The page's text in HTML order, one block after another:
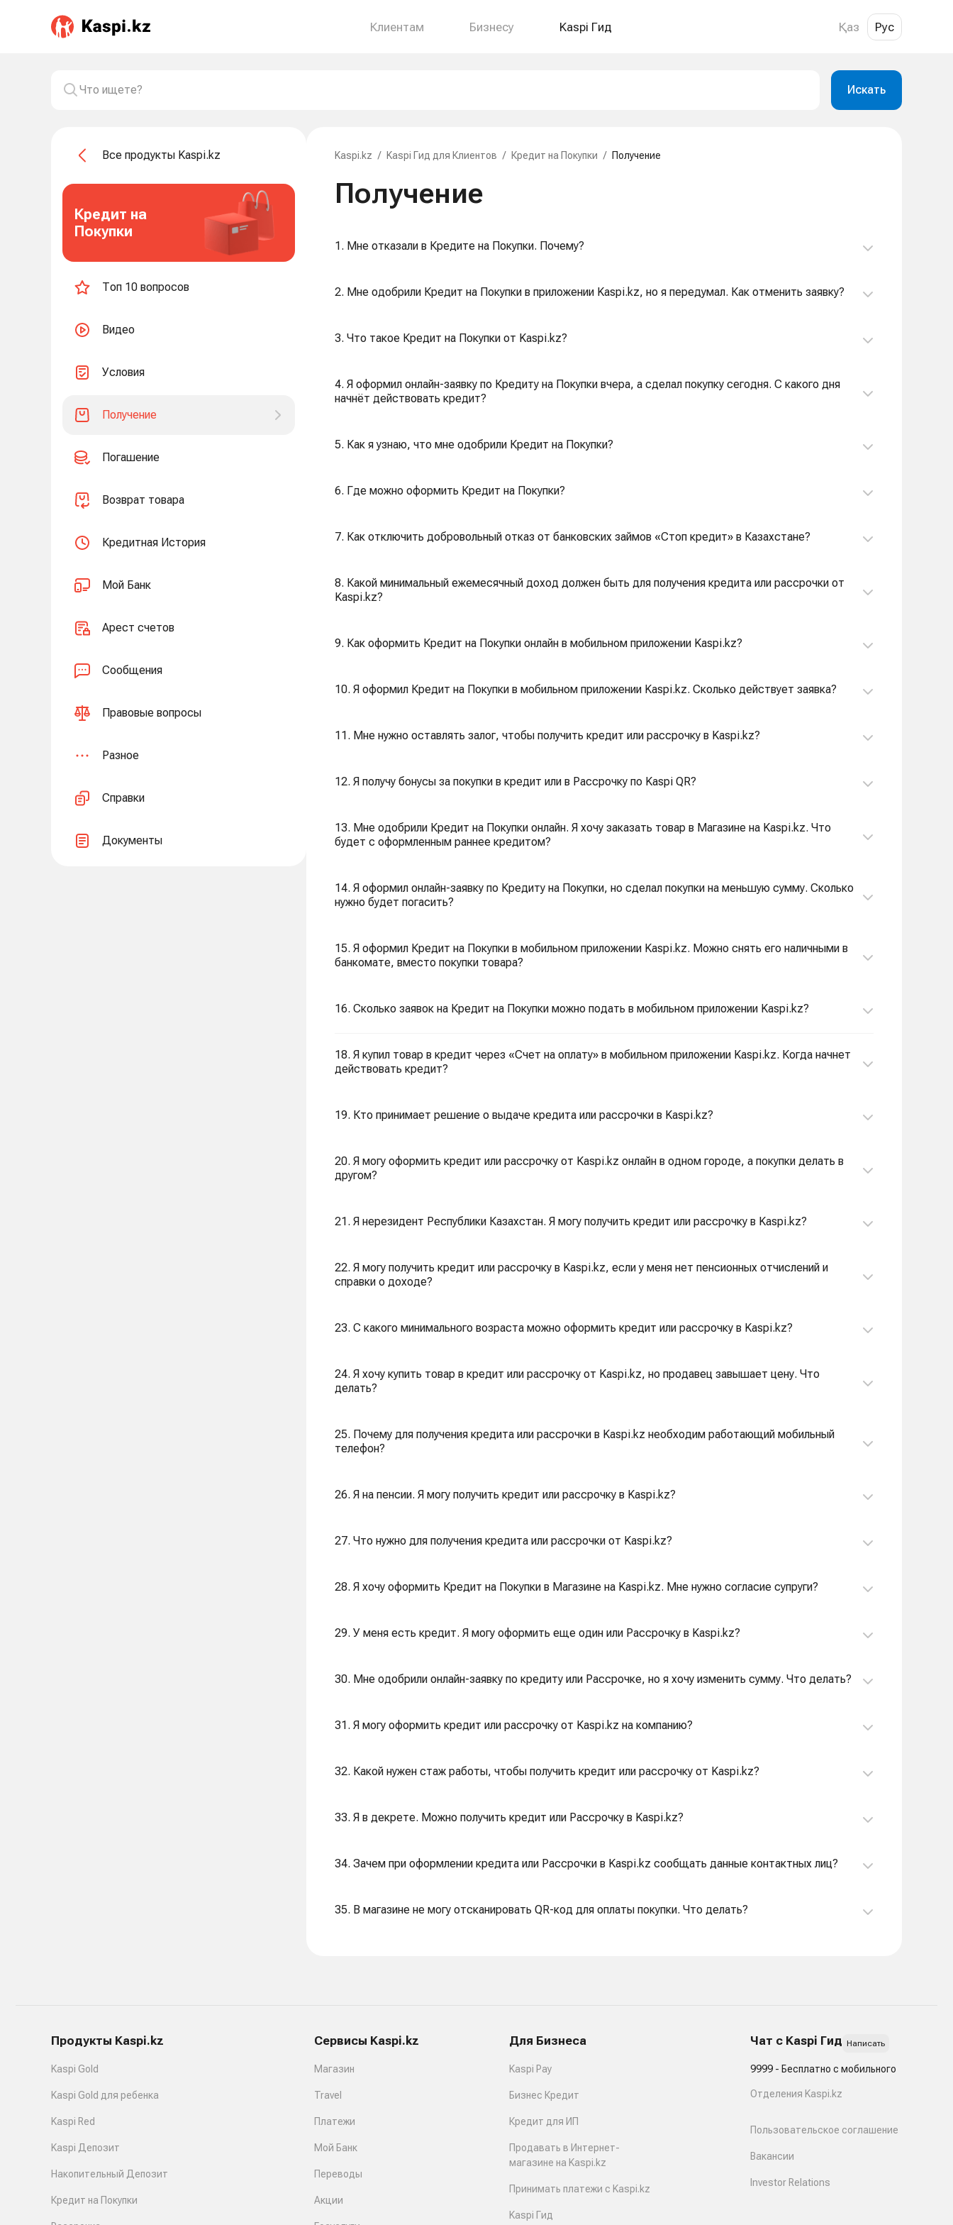
Клиентам Бизнесу Kaspi Гид Қаз Рус
Искать
Все продукты Kaspi.kz
Кредит на
Покупки
Топ 10 вопросов
Видео
Условия
Получение
Погашение
Возврат товара
Кредитная История
Мой Банк
Арест счетов
Сообщения
Правовые вопросы
Разное
Справки
Документы
Kaspi.kz / Kaspi Гид для Клиентов / Кредит на Покупки / Получение
Получение
1. Мне отказали в Кредите на Покупки. Почему?
2. Мне одобрили Кредит на Покупки в приложении Kaspi.kz, но я передумал. Как отменить заявку?
3. Что такое Кредит на Покупки от Kaspi.kz?
4. Я оформил онлайн-заявку по Кредиту на Покупки вчера, а сделал покупку сегодня. С какого дня
начнёт действовать кредит?
5. Как я узнаю, что мне одобрили Кредит на Покупки?
6. Где можно оформить Кредит на Покупки?
7. Как отключить добровольный отказ от банковских займов «Стоп кредит» в Казахстане?
8. Какой минимальный ежемесячный доход должен быть для получения кредита или рассрочки от
Kaspi.kz?
9. Как оформить Кредит на Покупки онлайн в мобильном приложении Kaspi.kz?
10. Я оформил Кредит на Покупки в мобильном приложении Kaspi.kz. Сколько действует заявка?
11. Мне нужно оставлять залог, чтобы получить кредит или рассрочку в Kaspi.kz?
12. Я получу бонусы за покупки в кредит или в Рассрочку по Kaspi QR?
13. Мне одобрили Кредит на Покупки онлайн. Я хочу заказать товар в Магазине на Kaspi.kz. Что
будет с оформленным раннее кредитом?
14. Я оформил онлайн-заявку по Кредиту на Покупки, но сделал покупки на меньшую сумму. Сколько
нужно будет погасить?
15. Я оформил Кредит на Покупки в мобильном приложении Kaspi.kz. Можно снять его наличными в
банкомате, вместо покупки товара?
16. Сколько заявок на Кредит на Покупки можно подать в мобильном приложении Kaspi.kz?
18. Я купил товар в кредит через «Счет на оплату» в мобильном приложении Kaspi.kz. Когда начнет
действовать кредит?
19. Кто принимает решение о выдаче кредита или рассрочки в Kaspi.kz?
20. Я могу оформить кредит или рассрочку от Kaspi.kz онлайн в одном городе, а покупки делать в
другом?
21. Я нерезидент Республики Казахстан. Я могу получить кредит или рассрочку в Kaspi.kz?
22. Я могу получить кредит или рассрочку в Kaspi.kz, если у меня нет пенсионных отчислений и
справки о доходе?
23. С какого минимального возраста можно оформить кредит или рассрочку в Kaspi.kz?
24. Я хочу купить товар в кредит или рассрочку от Kaspi.kz, но продавец завышает цену. Что
делать?
25. Почему для получения кредита или рассрочки в Kaspi.kz необходим работающий мобильный
телефон?
26. Я на пенсии. Я могу получить кредит или рассрочку в Kaspi.kz?
27. Что нужно для получения кредита или рассрочки от Kaspi.kz?
28. Я хочу оформить Кредит на Покупки в Магазине на Kaspi.kz. Мне нужно согласие супруги?
29. У меня есть кредит. Я могу оформить еще один или Рассрочку в Kaspi.kz?
30. Мне одобрили онлайн-заявку по кредиту или Рассрочке, но я хочу изменить сумму. Что делать?
31. Я могу оформить кредит или рассрочку от Kaspi.kz на компанию?
32. Какой нужен стаж работы, чтобы получить кредит или рассрочку от Kaspi.kz?
33. Я в декрете. Можно получить кредит или Рассрочку в Kaspi.kz?
34. Зачем при оформлении кредита или Рассрочки в Kaspi.kz сообщать данные контактных лиц?
35. В магазине не могу отсканировать QR-код для оплаты покупки. Что делать?
Продукты Kaspi.kz
Kaspi Gold
Kaspi Gold для ребенка
Kaspi Red
Kaspi Депозит
Накопительный Депозит
Кредит на Покупки
Сервисы Kaspi.kz
Магазин
Travel
Платежи
Мой Банк
Переводы
Акции
Для Бизнеса
Kaspi Pay
Бизнес Кредит
Кредит для ИП
Продавать в Интернет-
магазине на Kaspi.kz
Принимать платежи с Kaspi.kz
Kaspi Гид
Чат с Kaspi Гид Написать
9999 - Бесплатно с мобильного
Отделения Kaspi.kz
Пользовательское соглашение
Вакансии
Investor Relations